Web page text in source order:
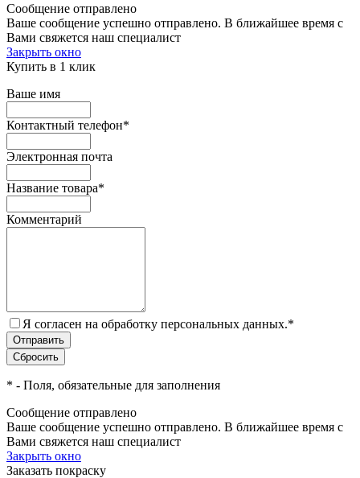
Сообщение отправлено
Ваше сообщение успешно отправлено. В ближайшее время с
Вами свяжется наш специалист
Закрыть окно
Купить в 1 клик
Ваше имя
Контактный телефон*
Электронная почта
Название товара*
Комментарий
Я согласен на обработку персональных данных.*
* - Поля, обязательные для заполнения
Сообщение отправлено
Ваше сообщение успешно отправлено. В ближайшее время с
Вами свяжется наш специалист
Закрыть окно
Заказать покраску